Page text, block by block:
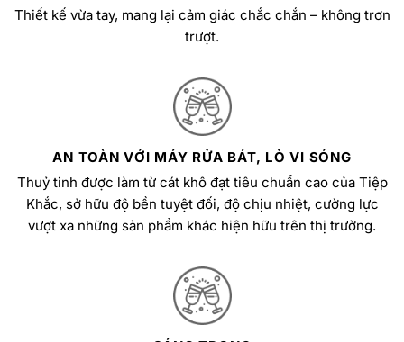
Thiết kế vừa tay, mang lại cảm giác chắc chắn – không trơn
trượt.
AN TOÀN VỚI MÁY RỬA BÁT, LÒ VI SÓNG
Thuỷ tinh được làm từ cát khô đạt tiêu chuẩn cao của Tiệp
Khắc, sở hữu độ bền tuyệt đối, độ chịu nhiệt, cường lực
vượt xa những sản phẩm khác hiện hữu trên thị trường.